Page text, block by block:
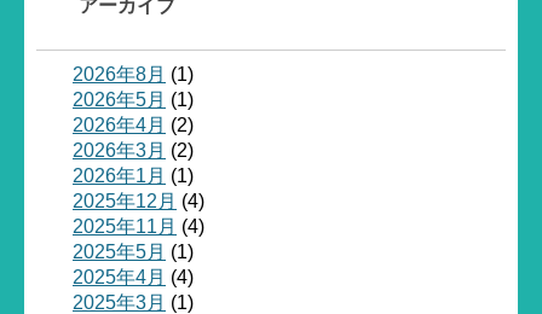
アーカイブ
2026年8月 (1)
2026年5月 (1)
2026年4月 (2)
2026年3月 (2)
2026年1月 (1)
2025年12月 (4)
2025年11月 (4)
2025年5月 (1)
2025年4月 (4)
2025年3月 (1)